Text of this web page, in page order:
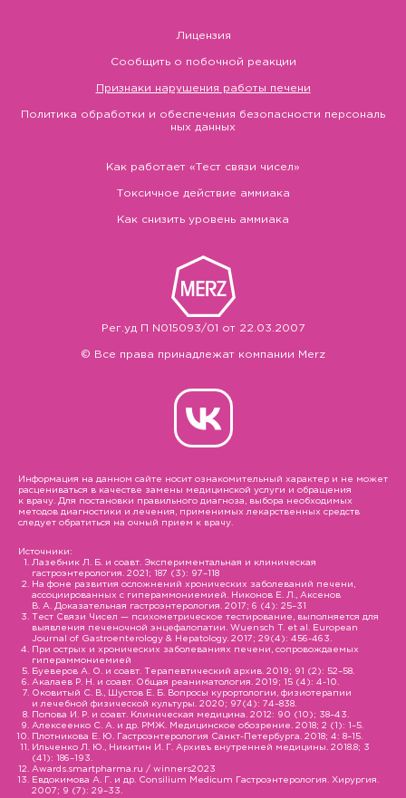
Рег.уд П N015093/01 от 22.03.2007
© Все права принадлежат компании Merz
Лицензия
Сообщить о побочной реакции
Признаки нарушения работы печени
Политика обработки и обеспечения безопасности персональ
ных данных
Как работает «Тест связи чисел»
Токсичное действие аммиака
Как снизить уровень аммиака
Информация на данном сайте носит ознакомительный характер и не может
расцениваться в качестве замены медицинской услуги и обращения
к врачу. Для постановки правильного диагноза, выбора необходимых
методов диагностики и лечения, применимых лекарственных средств
следует обратиться на очный прием к врачу.
Источники:
Лазебник Л. Б. и соавт. Экспериментальная и клиническая
гастроэнтерология. 2021; 187 (3): 97–118
На фоне развития осложнений хронических заболеваний печени,
ассоциированных с гипераммониемией. Никонов Е. Л., Аксенов
В. А. Доказательная гастроэнтерология. 2017; 6 (4): 25–31
Тест Связи Чисел — психометрическое тестирование, выполняется для
выявления печеночной энцефалопатии. Wuensch T. et al. European
Journal of Gastroenterology & Hepatology. 2017; 29(4): 456-463.
При острых и хронических заболеваниях печени, сопровождаемых
гипераммониемией
Буеверов А. О. и соавт. Терапевтический архив. 2019; 91 (2): 52–58.
Акалаев Р. Н. и соавт. Общая реаниматология. 2019; 15 (4): 4-10.
Оковитый С. В., Шустов Е. Б. Вопросы курортологии, физиотерапии
и лечебной физической культуры. 2020; 97(4): 74–838.
Попова И. Р. и соавт. Клиническая медицина. 2012: 90 (10); 38–43.
Алексеенко С. А. и др. РМЖ. Медицинское обозрение. 2018; 2 (1): 1–5.
Плотникова Е. Ю. Гастроэнтерология Санкт-Петербурга. 2018; 4: 8–15.
Ильченко Л. Ю., Никитин И. Г. Архивъ внутренней медицины. 2018.8; 3
(41): 186–193.
Awards.smartpharma.ru / winners2023
Евдокимова А. Г. и др. Consilium Medicum Гастроэнтерология. Хирургия.
2007; 9 (7): 29–33.